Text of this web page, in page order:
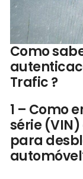
Como
Trafic ?
1 – Como
série
para